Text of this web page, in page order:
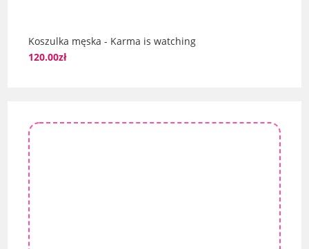
Koszulka męska - Karma is watching
120.00zł